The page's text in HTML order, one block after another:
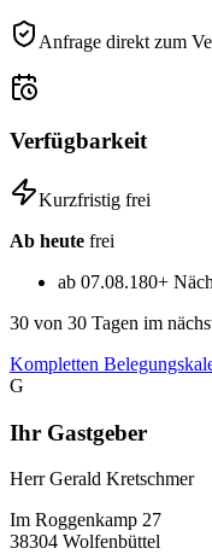
Anfrage direkt zum
Verfügbarkeit
Kurzfristig frei
Ab heute frei
ab 07.08.180+
30 von 30 Tagen im
Kompletten
G
Ihr Gastgeber
Herr Gerald Kretschmer
Im Roggenkamp 27
38304 Wolfenbüttel